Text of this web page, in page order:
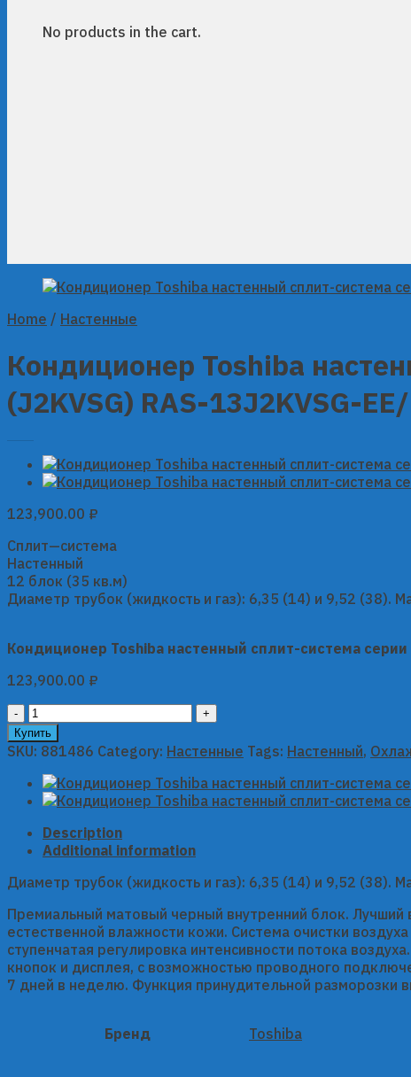
No products in the cart.
Home / Настенные
Кондиционер Toshiba
(J2KVSG) RAS-13J2KVSG-
123,900.00 ₽
Сплит—система
Настенный
12 блок (35 кв.м)
Диаметр трубок (жидкость и газ): 6,35 (14) и 9,52 (38).
Кондиционер Toshiba настенный сплит-система серии
123,900.00 ₽
Кондиционер
Toshiba
настенный
система
серии
EDGE
(J2KVSG)
13J2KVSG-
13J2AVSG-
EE
(Черный)
quantity
Купить
SKU: 881486 Category: Настенные Tags: Настенный,
Description
Additional information
Диаметр трубок (жидкость и газ): 6,35 (14) и 9,52 (38).
Премиальный матовый черный внутренний блок. Лучший
естественной влажности кожи. Cистема очистки
ступенчатая регулировка интенсивности потока
кнопок и дисплея, с возможностью проводного
7 дней в неделю. Функция принудительной разморозки
Бренд Toshiba